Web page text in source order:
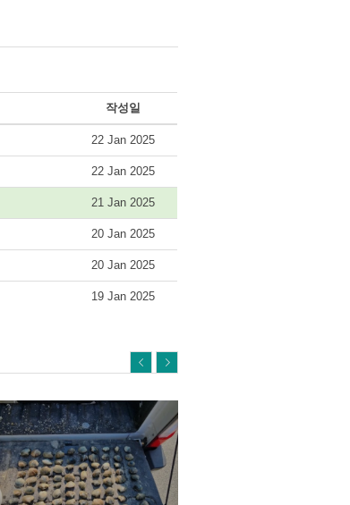
작성일
22 Jan 2025
22 Jan 2025
21 Jan 2025
20 Jan 2025
20 Jan 2025
19 Jan 2025